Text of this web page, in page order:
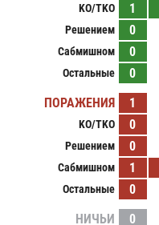
KO/TKO 1
Решением
0
Сабмишном
0
Остальные
0
ПОРАЖЕНИЯ 1
KO/TKO 0
Решением
0
Сабмишном
1
Остальные
0
НИЧЬИ
0